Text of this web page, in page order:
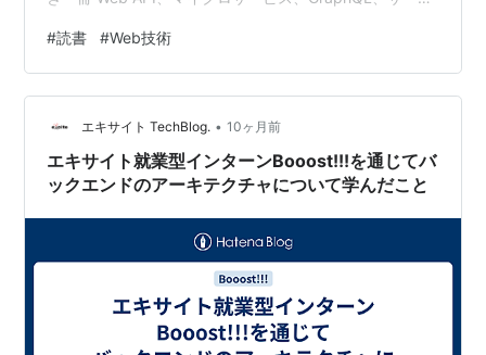
は変わらない。 『Webを支える技術』は、HTTP・URI・
HTML・REST といった Web の根幹を体系的に理解でき
る名著だ。本書は、2010年に初版が出てから改訂を重
ね、15年経った今でも売れ続けています。 この記事で
は、本…
#読書 #Web技術
エキサイト TechBlog. • 10ヶ月前
エキサイト就業型インターンBooost!!!を通じてバ
ックエンドのアーキテクチャについて学んだこと